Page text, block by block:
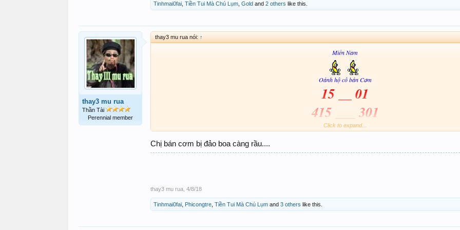
Tinhmai0fai Tiền Tui Mà Chú Lụm Gold and 2 others like this.
thay3 mu rua
Thần Tài
Perennial member
thay3 mu rua nói: ↑
Miền Nam
Oánh hộ cô bán Cơm
15 __ 01
415 ___ 301
Nhiu hoy
Click to expand...
Chị bán cơm bị đảo boa càng rầu....
thay3 mu rua 4/8/18
Tinhmai0fai Phicongtre Tiền Tui Mà Chú Lụm and 3 others like this.